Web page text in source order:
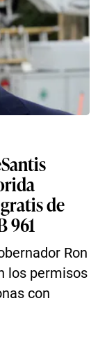
de
961
Ron
los permisos
con